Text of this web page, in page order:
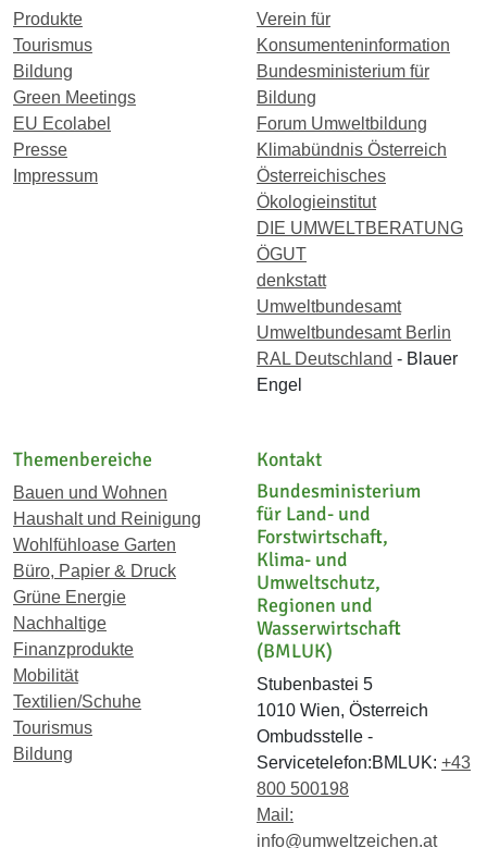
Produkte
Tourismus
Bildung
Green Meetings
EU Ecolabel
Presse
Impressum
Verein für
Konsumenteninformation
Bundesministerium für
Bildung
Forum Umweltbildung
Klimabündnis Österreich
Österreichisches
Ökologieinstitut
DIE UMWELTBERATUNG
ÖGUT
denkstatt
Umweltbundesamt
Umweltbundesamt Berlin
RAL Deutschland - Blauer
Engel
Themenbereiche
Bauen und Wohnen
Haushalt und Reinigung
Wohlfühloase Garten
Büro, Papier & Druck
Grüne Energie
Nachhaltige
Finanzprodukte
Mobilität
Textilien/Schuhe
Tourismus
Bildung
Kontakt
Bundesministerium
für Land- und
Forstwirtschaft,
Klima- und
Umweltschutz,
Regionen und
Wasserwirtschaft
(BMLUK)
Stubenbastei 5
1010 Wien, Österreich
Ombudsstelle -
Servicetelefon:BMLUK: +43
800 500198
Mail:
info@umweltzeichen.at